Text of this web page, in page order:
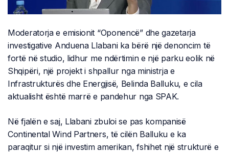
Moderatorja e emisionit “Oponencë” dhe gazetarja
investigative Anduena Llabani ka bërë një denoncim të
fortë në studio, lidhur me ndërtimin e një parku eolik në
Shqipëri, një projekt i shpallur nga ministrja e
Infrastrukturës dhe Energjisë, Belinda Balluku, e cila
aktualisht është marrë e pandehur nga SPAK.
Në fjalën e saj, Llabani zbuloi se pas kompanisë
Continental Wind Partners, të cilën Balluku e ka
paraqitur si një investim amerikan, fshihet një strukturë e